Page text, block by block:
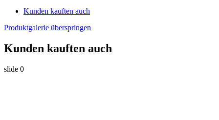
Kunden kauften auch
Produktgalerie überspringen
Kunden kauften auch
slide 0